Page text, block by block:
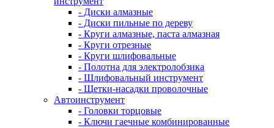
- Диски алмазные
- Диски пильные по дереву
- Круги алмазные, паста алмазная
- Круги отрезные
- Круги шлифовальные
- Полотна для электролобзика
- Шлифовальный инструмент
- Щетки-насадки проволочные
Автоинструмент
- Головки торцовые
- Ключи гаечные комбинированные